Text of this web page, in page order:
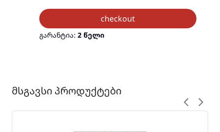
checkout
გარანტია: 2 წელი
მსგავსი პროდუქტები